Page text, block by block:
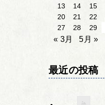
13
14 15
20
21 22
27
28 29
« 3月 5月 »
最近の投稿